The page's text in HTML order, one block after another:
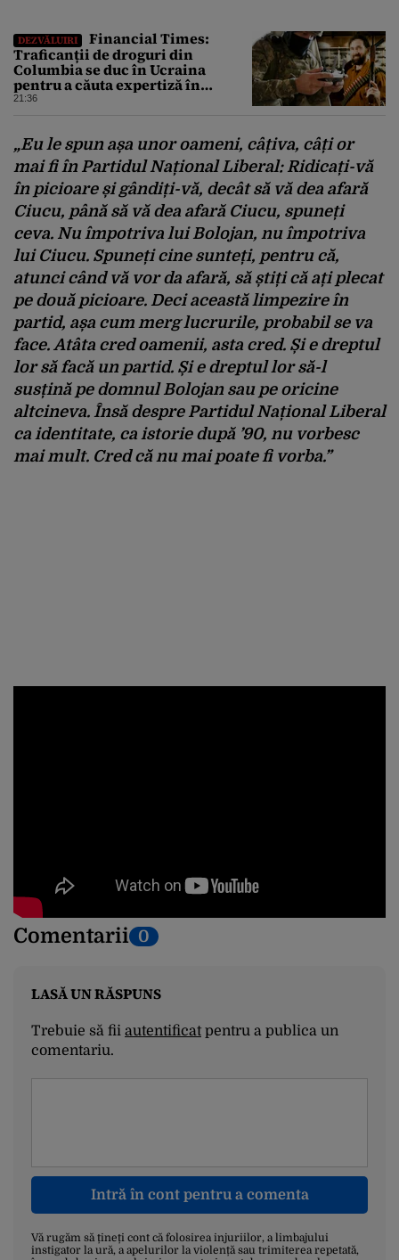
DEZVĂLUIRI
Financial Times:
Traficanții de droguri din
Columbia se duc în Ucraina
pentru a căuta expertiză în
domeniul dronelor
21:36
„Eu le spun așa unor oameni, câțiva, câți or
mai fi în Partidul Național Liberal: Ridicați-vă
în picioare și gândiți-vă, decât să vă dea afară
Ciucu, până să vă dea afară Ciucu, spuneți
ceva. Nu împotriva lui Bolojan, nu împotriva
lui Ciucu. Spuneți cine sunteți, pentru că,
atunci când vă vor da afară, să știți că ați plecat
pe două picioare. Deci această limpezire în
partid, așa cum merg lucrurile, probabil se va
face. Atâta cred oamenii, asta cred. Și e dreptul
lor să facă un partid. Și e dreptul lor să-l
susțină pe domnul Bolojan sau pe oricine
altcineva. Însă despre Partidul Național Liberal
ca identitate, ca istorie după ’90, nu vorbesc
mai mult. Cred că nu mai poate fi vorba.”
Comentarii 0
LASĂ UN RĂSPUNS
Trebuie să fii autentificatpentru a publica un
comentariu.
Intră în cont pentru a comenta
Vă rugăm să țineți cont că folosirea injuriilor, a limbajului
instigator la ură, a apelurilor la violență sau trimiterea repetată,